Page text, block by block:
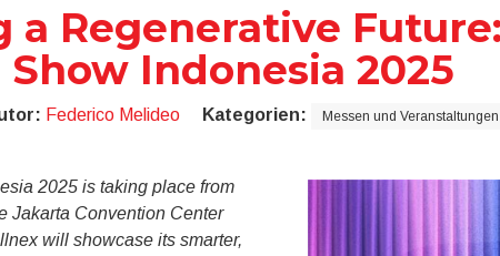
a Regenerative
Indonesia 2025
Federico Melideo Kategorien: Messen und Veranstaltungen
2025 is taking place from
Jakarta Convention Center
will showcase its smarter,